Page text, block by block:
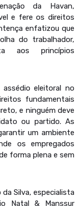
da Havan,
e fere os direitos
enfatizou que
do trabalhador,
aos princípios
eleitoral no
fundamentais
e ninguém deve
ou partido. As
um ambiente
os empregados
forma plena e sem
Silva, especialista
Natal & Manssur